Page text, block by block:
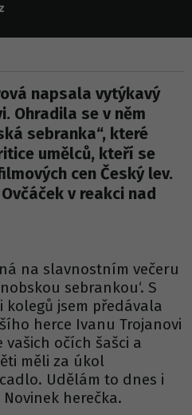
napsala vytýkavý
Ohradila se v něm
sebranka“, které
umělců, kteří se
cen Český lev.
v reakci nad
na slavnostním večeru
sebrankou‘. S
jsem předávala
herce Ivanu Trojanovi
očích šašci a
měli za úkol
Udělám to dnes i
herečka.